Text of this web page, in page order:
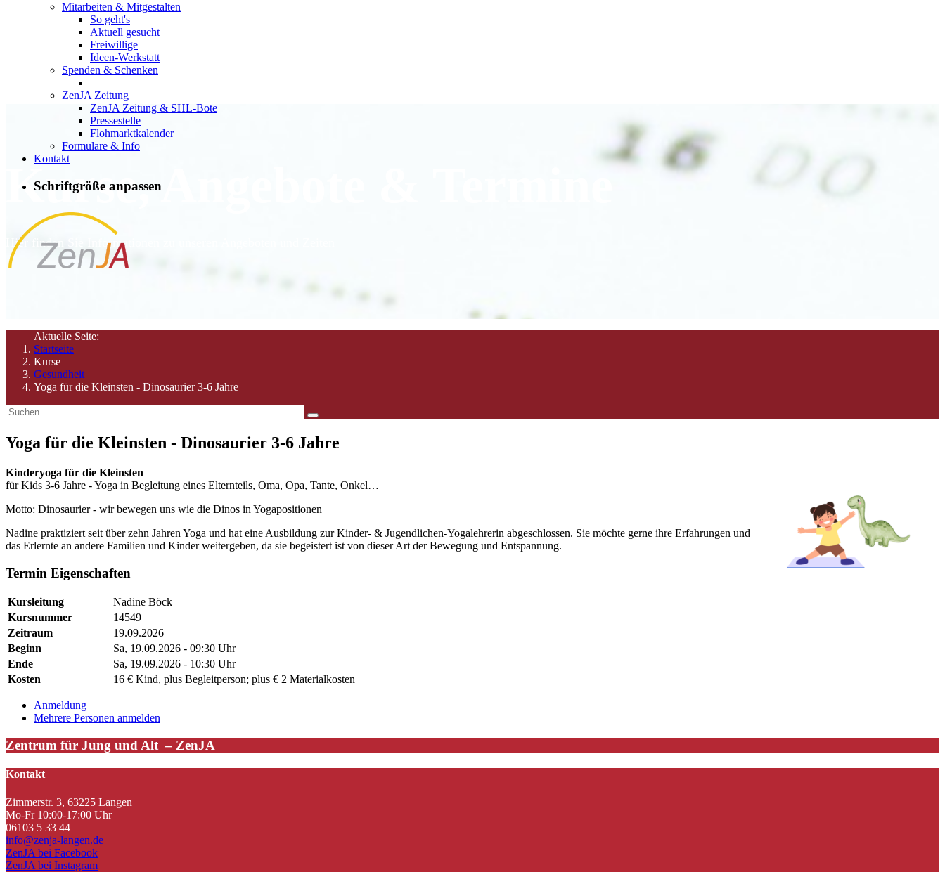
Mitarbeiten & Mitgestalten
So geht's
Aktuell gesucht
Freiwillige
Ideen-Werkstatt
Spenden & Schenken
ZenJA Zeitung
ZenJA Zeitung & SHL-Bote
Pressestelle
Flohmarktkalender
Formulare & Info
Kontakt
Schriftgröße anpassen
Kurse, Angebote & Termine
Hier finden Sie Informationen zu unseren Angeboten und Zeiten
Aktuelle Seite:
Startseite
Kurse
Gesundheit
Yoga für die Kleinsten - Dinosaurier 3-6 Jahre
Yoga für die Kleinsten - Dinosaurier 3-6 Jahre
Kinderyoga für die Kleinsten
für Kids 3-6 Jahre - Yoga in Begleitung eines Elternteils, Oma, Opa, Tante, Onkel…
Motto: Dinosaurier - wir bewegen uns wie die Dinos in Yogapositionen
Nadine praktiziert seit über zehn Jahren Yoga und hat eine Ausbildung zur Kinder- & Jugendlichen-Yogalehrerin abgeschlossen. Sie möchte gerne ihre Erfahrungen und
das Erlernte an andere Familien und Kinder weitergeben, da sie begeistert ist von dieser Art der Bewegung und Entspannung.
Termin Eigenschaften
Kursleitung
Nadine Böck
Kursnummer
14549
Zeitraum
19.09.2026
Beginn
Sa, 19.09.2026 - 09:30 Uhr
Ende
Sa, 19.09.2026 - 10:30 Uhr
Kosten
16 € Kind, plus Begleitperson; plus € 2 Materialkosten
Anmeldung
Mehrere Personen anmelden
Zentrum für Jung und Alt – ZenJA
Kontakt
Zimmerstr. 3, 63225 Langen
Mo-Fr 10:00-17:00 Uhr
06103 5 33 44
info@zenja-langen.de
ZenJA bei Facebook
ZenJA bei Instagram